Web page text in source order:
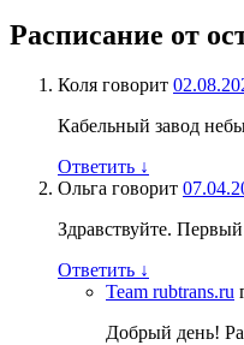
Расписание от
Коля говорит
Кабельный завод
Ответить ↓
Ольга говорит
Здравствуйте.
Ответить ↓
Team rubtrans.ru
Добрый день!